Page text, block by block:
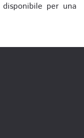
per una